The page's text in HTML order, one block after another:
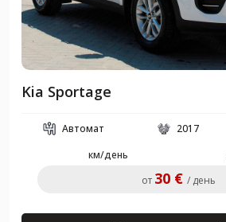
Kia Sportage
Автомат 2017
км/день
от 30 € / день